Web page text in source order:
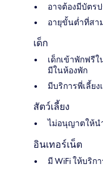
อาจต้องมีบัตร
อายุขั้นต่ำที่สา
เด็ก
เด็กเข้าพักฟรี
มีในห้องพัก
มีบริการพี่เลี้ยง
สัตว์เลี้ยง
ไม่อนุญาตให้น
อินเทอร์เน็ต
มี WiFi ให้บริก